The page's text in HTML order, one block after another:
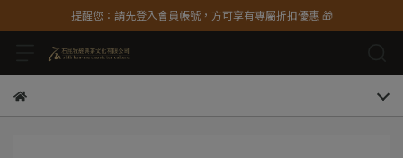
提醒您：請先登入會員帳號，方可享有專屬折扣優惠 🎁